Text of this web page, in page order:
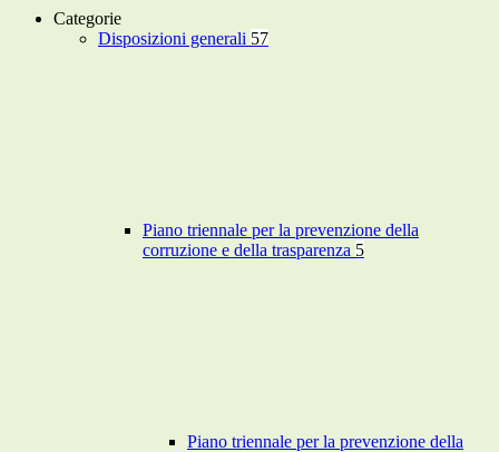
Categorie
Disposizioni generali 57
Piano triennale per la prevenzione della
corruzione e della trasparenza 5
Piano triennale per la prevenzione della